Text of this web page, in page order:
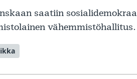
saatiin
vähemmistöhallitus.